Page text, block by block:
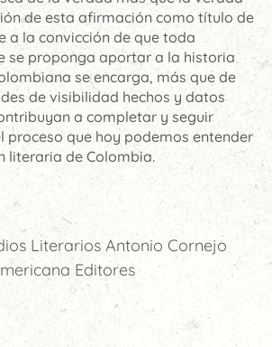
de esta afirmación como título de
a la convicción de que toda
se proponga aportar a la historia
se encarga, más que de
de visibilidad hechos y datos
a completar y seguir
proceso que hoy podemos entender
literaria de Colombia.
Literarios Antonio Cornejo
Editores